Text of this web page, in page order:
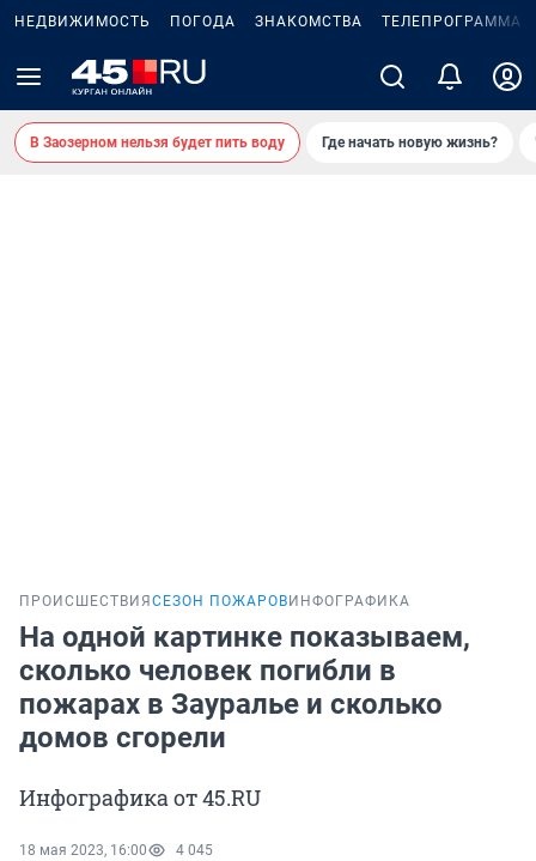
НЕДВИЖИМОСТЬ ПОГОДА ЗНАКОМСТВА ТЕЛЕПРОГРАММА
В Заозерном нельзя будет пить воду Где начать новую жизнь?
ПРОИСШЕСТВИЯ СЕЗОН ПОЖАРОВ ИНФОГРАФИКА
На одной картинке показываем,
сколько человек погибли в
пожарах в Зауралье и сколько
домов сгорели
Инфографика от 45.RU
18 мая 2023, 16:00 4 045